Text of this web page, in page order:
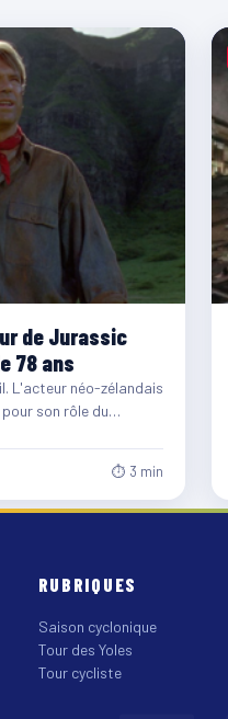
de Jurassic
78 ans
L'acteur néo-zélandais
son rôle du
⏱ 3 min
RUBRIQUES
Saison cyclonique
Tour des Yoles
Tour cycliste